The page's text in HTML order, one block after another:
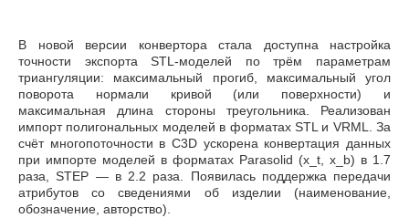
В новой версии конвертора стала доступна настройка
точности экспорта STL-моделей по трём параметрам
триангуляции: максимальный прогиб, максимальный угол
поворота нормали кривой (или поверхности) и
максимальная длина стороны треугольника. Реализован
импорт полигональных моделей в форматах STL и VRML. За
счёт многопоточности в C3D ускорена конвертация данных
при импорте моделей в форматах Parasolid (x_t, x_b) в 1.7
раза, STEP — в 2.2 раза. Появилась поддержка передачи
атрибутов со сведениями об изделии (наименование,
обозначение, авторство).